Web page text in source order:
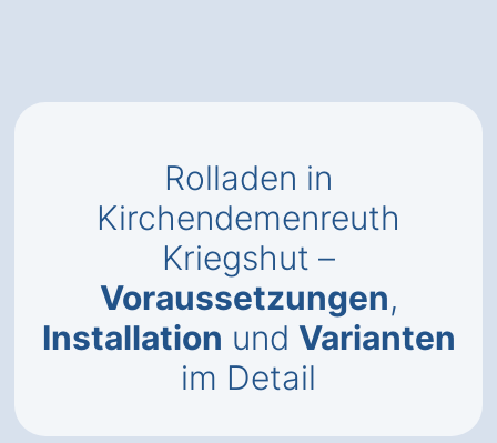
Rolladen in
Kirchendemenreuth
Kriegshut –
Voraussetzungen,
Installation und Varianten
im Detail